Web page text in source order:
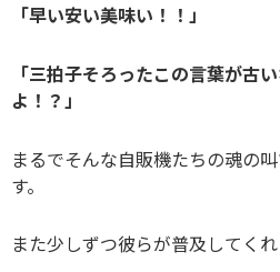
「早い安い美味い！！」
「三拍子そろったこの言葉が古
よ！？」
まるでそんな自販機たちの魂の
す。
また少しずつ彼らが普及してく